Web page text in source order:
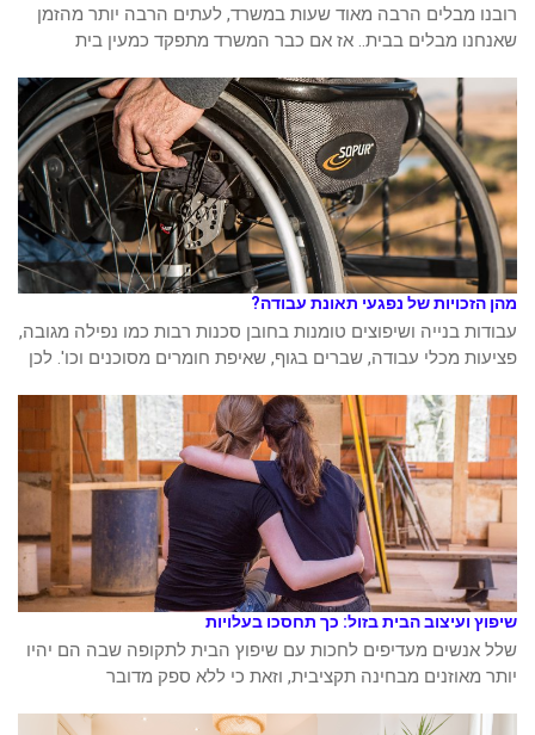
רובנו מבלים הרבה מאוד שעות במשרד, לעתים הרבה יותר מהזמן
שאנחנו מבלים בבית.. אז אם כבר המשרד מתפקד כמעין בית
מהן הזכויות של נפגעי תאונת עבודה?
עבודות בנייה ושיפוצים טומנות בחובן סכנות רבות כמו נפילה מגובה,
פציעות מכלי עבודה, שברים בגוף, שאיפת חומרים מסוכנים וכו'. לכן
שיפוץ ועיצוב הבית בזול: כך תחסכו בעלויות
שלל אנשים מעדיפים לחכות עם שיפוץ הבית לתקופה שבה הם יהיו
יותר מאוזנים מבחינה תקציבית, וזאת כי ללא ספק מדובר